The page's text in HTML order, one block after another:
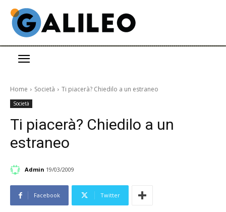
Home Società Ti piacerà? Chiedilo a un estraneo
Società
Ti piacerà? Chiedilo a un
estraneo
Admin 19/03/2009
Facebook Twitter